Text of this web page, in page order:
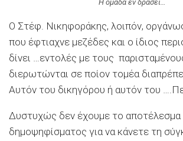
Η ομάδα εν δράσει…
Ο Στέφ. Νικηφοράκης, λοιπόν,
που έφτιαχνε μεζέδες και ο ίδιος
δίνει …εντολές με τους
διερωτώνται σε ποίον τομέα
Αυτόν του δικηγόρου ή αυτόν του
Δυστυχώς δεν έχουμε το αποτέλεσμα
δημοψηφίσματος για να κάνετε τη